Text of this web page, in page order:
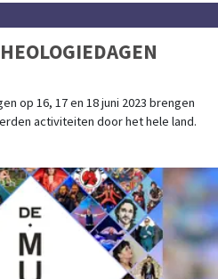
op 16, 17 en 18 juni 2023 brengen
activiteiten door het hele land.